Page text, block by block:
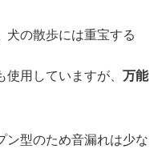
犬の散歩には重宝する
用していますが、 万能
ン型のため音漏れは少な